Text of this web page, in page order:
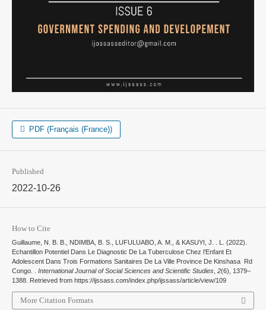
PDF (Français (France))
Published
2022-10-26
How to Cite
Guillaume, N. B. B., NDIMBA, B. S., LUFULUABO, A. M., & KASUYI, J. . L. (2022).
Echantillon Potentiel Dans Le Diagnostic De La Tuberculose Chez l’Enfant Et
Adolescent Dans Trois Formations Sanitaires De La Ville Province De Kinshasa Rd
Congo. . International Journal of Social Sciences and Scientific Studies, 2(6), 1379–
1388. Retrieved from https://ijssass.com/index.php/ijssass/article/view/109
More Citation Formats